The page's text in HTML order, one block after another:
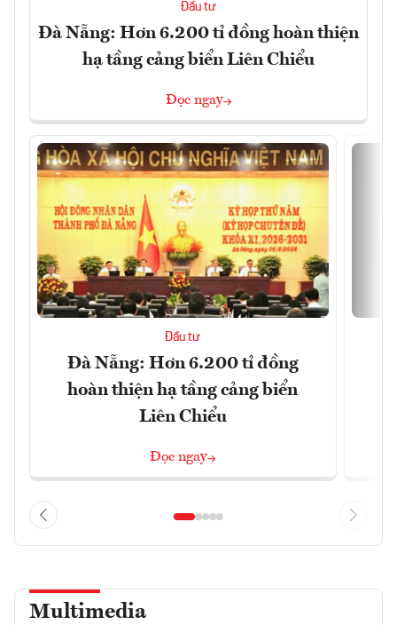
Đầu tư
Đà Nẵng: Hơn 6.200 tỉ đồng hoàn thiện
hạ tầng cảng biển Liên Chiểu
Đọc ngay
Đầu tư
Đà Nẵng: Hơn 6.200 tỉ đồng
hoàn thiện hạ tầng cảng biển
Liên Chiểu
Đọc ngay
Multimedia